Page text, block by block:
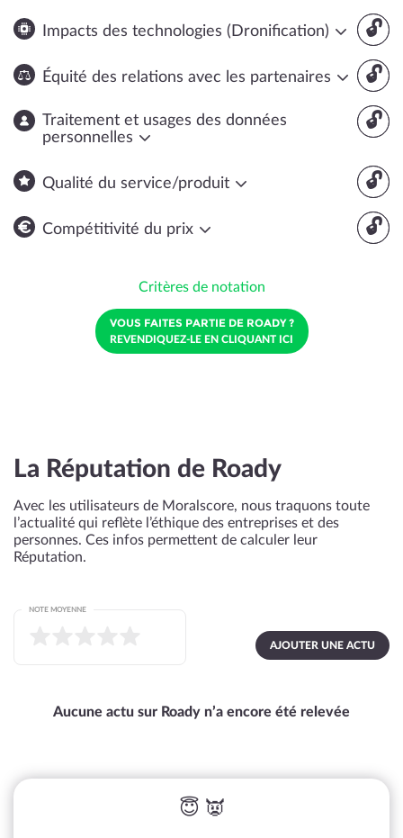
🔓
Impacts des technologies (Dronification)
🔓
Équité des relations avec les partenaires
🔓
Traitement et usages des données
personnelles
🔓
Qualité du service/produit
🔓
Compétitivité du prix
Critères de notation
VOUS FAITES PARTIE DE ROADY ?
REVENDIQUEZ-LE EN CLIQUANT ICI
La Réputation de Roady
Avec les utilisateurs de Moralscore, nous traquons toute
l’actualité qui reflète l’éthique des entreprises et des
personnes. Ces infos permettent de calculer leur
Réputation.
AJOUTER UNE ACTU
NOTE MOYENNE
Aucune actu sur Roady n’a encore été relevée
😇 👿